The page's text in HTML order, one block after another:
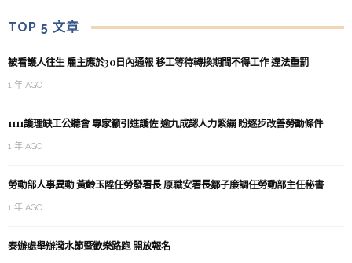
TOP 5 文章
被看護人往生 雇主應於30日內通報 移工等待轉換期間不得工作 違法重罰
1 年 AGO
1111護理缺工公聽會 專家籲引進護佐 逾九成認人力緊繃 盼逐步改善勞動條件
1 年 AGO
勞動部人事異動 黃齡玉陞任勞發署長 原職安署長鄒子廉調任勞動部主任秘書
1 年 AGO
泰辦處舉辦潑水節暨歡樂路跑 開放報名